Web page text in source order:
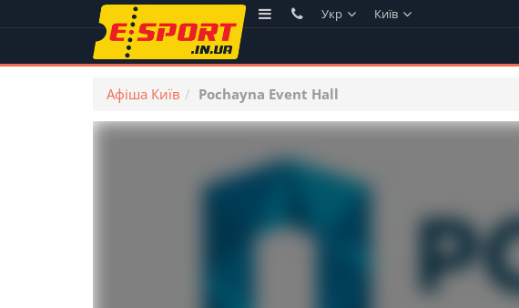
Укр Київ
Афіша Київ Pochayna Event Hall